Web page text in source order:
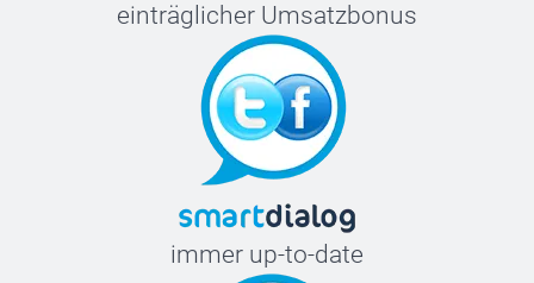
einträglicher Umsatzbonus
immer up-to-date